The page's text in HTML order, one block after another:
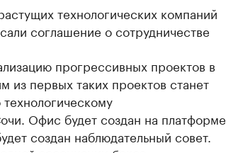
технологических компаний
соглашение о сотрудничестве
прогрессивных проектов в
первых таких проектов станет
Офис будет создан на платформе
создан наблюдательный совет.